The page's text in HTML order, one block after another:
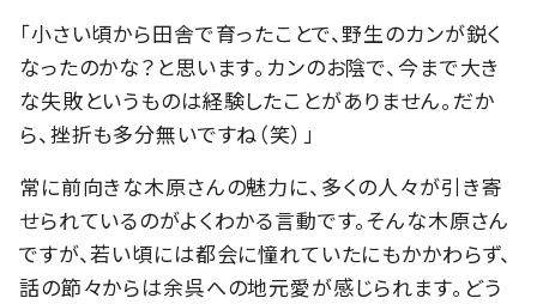
「小さい頃から田舎で育ったことで、野生のカンが鋭く
なったのかな？と思います。カンのお陰で、今まで大き
な失敗というものは経験したことがありません。だか
ら、挫折も多分無いですね（笑）」
常に前向きな木原さんの魅力に、多くの人々が引き寄
せられているのがよくわかる言動です。そんな木原さん
ですが、若い頃には都会に憧れていたにもかかわらず、
話の節々からは余呉への地元愛が感じられます。どう